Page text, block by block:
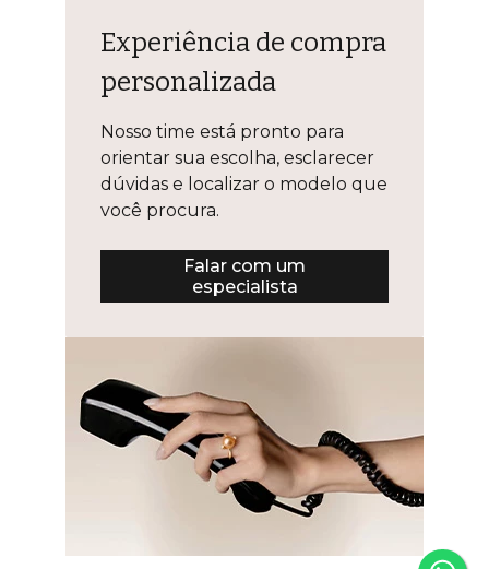
Experiência de compra
personalizada
Nosso time está pronto para
orientar sua escolha, esclarecer
dúvidas e localizar o modelo que
você procura.
Falar com um
especialista